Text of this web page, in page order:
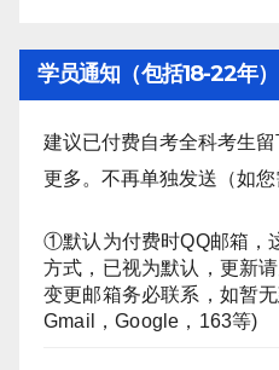
学员通知（包括18-22年）
建议已付费自考全科考生
更多。不再单独发送（如您
①默认为付费时QQ邮箱，
方式，已视为默认，更新
变更邮箱务必联系，如暂
Gmail，Google，163等)